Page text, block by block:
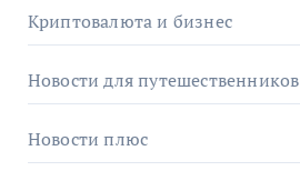
Криптовалюта и бизнес
Новости для путешественников
Новости плюс